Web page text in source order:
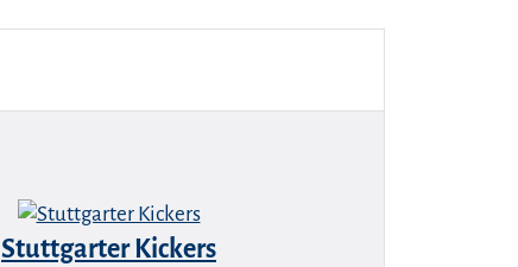
Stuttgarter Kickers